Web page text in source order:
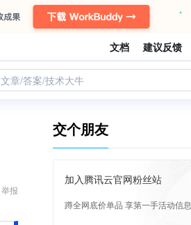
文档 建议反馈
文章/答案/技术大牛
举报
交个朋友
加入腾讯云官网粉丝站
蹲全网底价单品 享第一手活动信息